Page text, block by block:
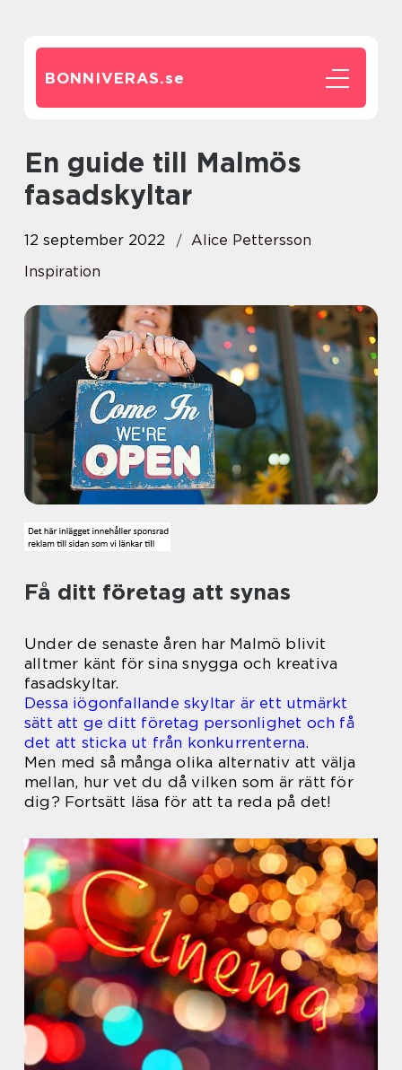
BONNIVERAS.se
En guide till Malmös
fasadskyltar
12 september 2022
Alice Pettersson
Inspiration
Få ditt företag att synas
Under de senaste åren har Malmö blivit
alltmer känt för sina snygga och kreativa
fasadskyltar.
Dessa iögonfallande skyltar är ett utmärkt
sätt att ge ditt företag personlighet och få
det att sticka ut från konkurrenterna.
Men med så många olika alternativ att välja
mellan, hur vet du då vilken som är rätt för
dig? Fortsätt läsa för att ta reda på det!